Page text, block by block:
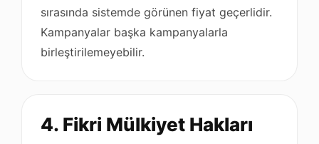
sırasında sistemde görünen fiyat geçerlidir.
Kampanyalar başka kampanyalarla
birleştirilemeyebilir.
4. Fikri Mülkiyet Hakları